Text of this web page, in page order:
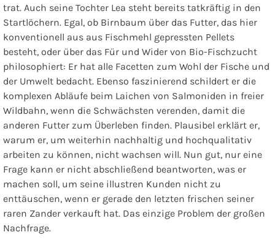
trat. Auch seine Tochter Lea steht bereits tatkräftig in den
Startlöchern. Egal, ob Birnbaum über das Futter, das hier
konventionell aus aus Fischmehl gepressten Pellets
besteht, oder über das Für und Wider von Bio-Fischzucht
philosophiert: Er hat alle Facetten zum Wohl der Fische und
der Umwelt bedacht. Ebenso faszinierend schildert er die
komplexen Abläufe beim Laichen von Salmoniden in freier
Wildbahn, wenn die Schwächsten verenden, damit die
anderen Futter zum Überleben finden. Plausibel erklärt er,
warum er, um weiterhin nachhaltig und hochqualitativ
arbeiten zu können, nicht wachsen will. Nun gut, nur eine
Frage kann er nicht abschließend beantworten, was er
machen soll, um seine illustren Kunden nicht zu
enttäuschen, wenn er gerade den letzten frischen seiner
raren Zander verkauft hat. Das einzige Problem der großen
Nachfrage.